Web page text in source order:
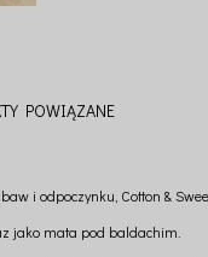
POWIĄZANE
i odpoczynku, Cotton &
jako mata pod baldachim.